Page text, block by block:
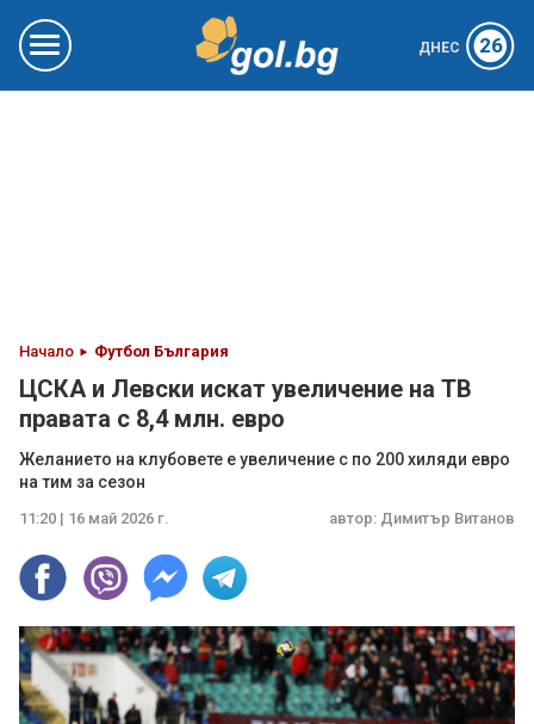
ДНЕС 26
Начало Футбол България
ЦСКА и Левски искат увеличение на ТВ
правата с 8,4 млн. евро
Желанието на клубовете е увеличение с по 200 хиляди евро
на тим за сезон
11:20 | 16 май 2026 г. автор: Димитър Витанов